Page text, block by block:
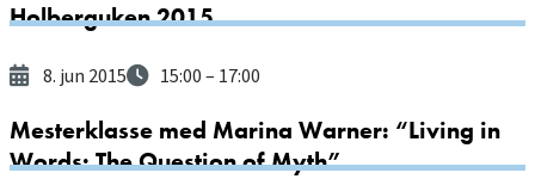
Holberguken 2015
8. jun 2015 15:00– 17:00
Mesterklasse med Marina Warner: “Living in
Words: The Question of Myth”